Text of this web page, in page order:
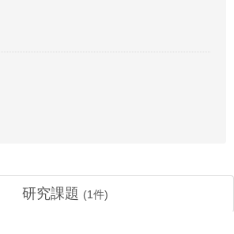
研究課題 (1件)